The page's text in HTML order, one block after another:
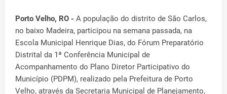
Porto Velho, RO - A população do distrito de São Carlos,
no baixo Madeira, participou na semana passada, na
Escola Municipal Henrique Dias, do Fórum Preparatório
Distrital da 1ª Conferência Municipal de
Acompanhamento do Plano Diretor Participativo do
Município (PDPM), realizado pela Prefeitura de Porto
Velho, através da Secretaria Municipal de Planejamento,